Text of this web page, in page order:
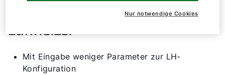
Einfach und Schnell zum
Luftheizer
Mit Eingabe weniger Parameter zur LH-
Konfiguration
Servus!
Wie können wir helfen?
Nur notwendige Cookies